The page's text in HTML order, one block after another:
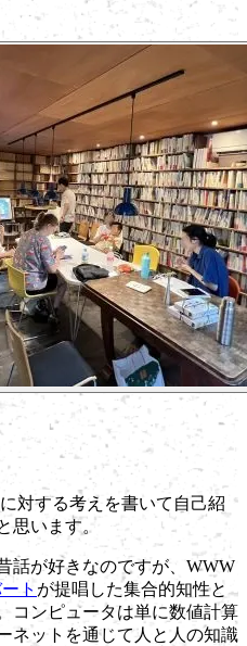
対する考えを書いて自己紹
思います。
話が好きなのですが、WWW
ト が提唱した集合的知性と
コンピュータは単に数値計算
ネットを通じて人と人の知識